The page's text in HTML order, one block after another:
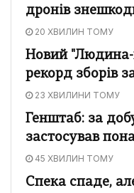
дронів
20 ХВИЛИН ТОМУ
Новий "Людина-
рекорд зборів
23 ХВИЛИНИ ТОМУ
Генштаб: за
застосував
45 ХВИЛИН ТОМУ
Спека спаде,